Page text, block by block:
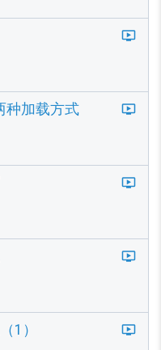
种加载方式
1）